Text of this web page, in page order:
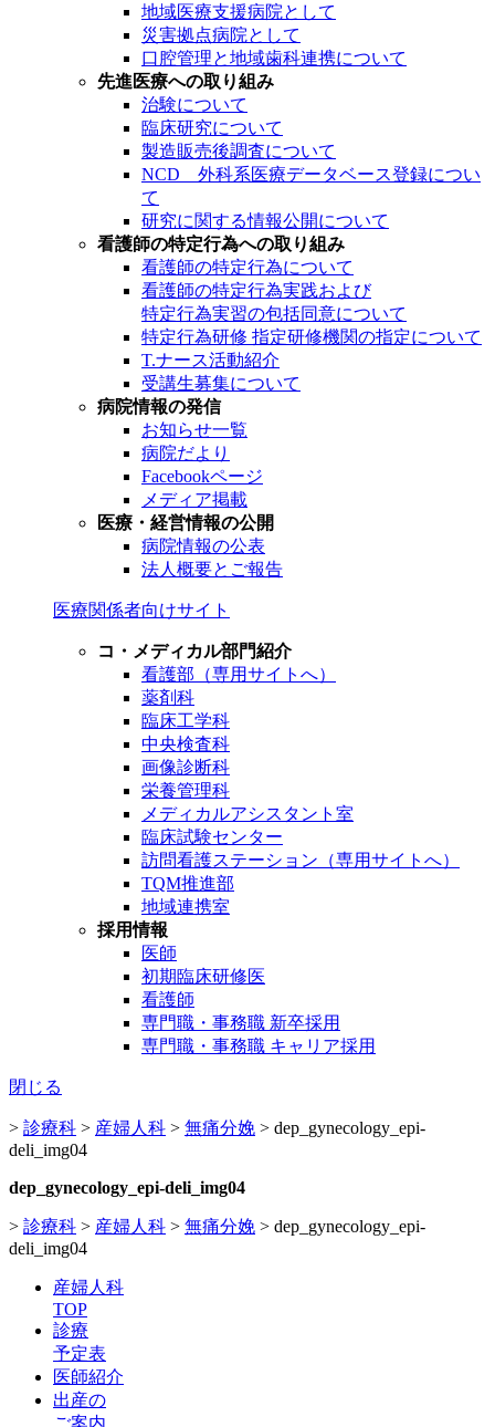
地域医療支援病院として
災害拠点病院として
口腔管理と地域歯科連携について
先進医療への取り組み
治験について
臨床研究について
製造販売後調査について
NCD 外科系医療データベース登録につい
て
研究に関する情報公開について
看護師の特定行為への取り組み
看護師の特定行為について
看護師の特定行為実践および
特定行為実習の包括同意について
特定行為研修 指定研修機関の指定について
T.ナース活動紹介
受講生募集について
病院情報の発信
お知らせ一覧
病院だより
Facebookページ
メディア掲載
医療・経営情報の公開
病院情報の公表
法人概要とご報告
医療関係者向けサイト
コ・メディカル部門紹介
看護部（専用サイトへ）
薬剤科
臨床工学科
中央検査科
画像診断科
栄養管理科
メディカルアシスタント室
臨床試験センター
訪問看護ステーション（専用サイトへ）
TQM推進部
地域連携室
採用情報
医師
初期臨床研修医
看護師
専門職・事務職 新卒採用
専門職・事務職 キャリア採用
閉じる
> 診療科 > 産婦人科 > 無痛分娩 > dep_gynecology_epi-
deli_img04
dep_gynecology_epi-deli_img04
> 診療科 > 産婦人科 > 無痛分娩 > dep_gynecology_epi-
deli_img04
産婦人科
TOP
診療
予定表
医師紹介
出産の
ご案内